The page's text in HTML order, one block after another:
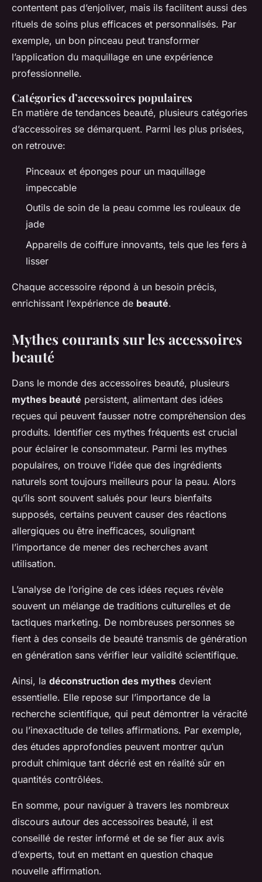
contentent pas d’enjoliver, mais ils facilitent aussi des
rituels de soins plus efficaces et personnalisés. Par
exemple, un bon pinceau peut transformer
l’application du maquillage en une expérience
professionnelle.
Catégories d’accessoires populaires
En matière de tendances beauté, plusieurs catégories
d’accessoires se démarquent. Parmi les plus prisées,
on retrouve:
Pinceaux et éponges pour un maquillage
impeccable
Outils de soin de la peau comme les rouleaux de
jade
Appareils de coiffure innovants, tels que les fers à
lisser
Chaque accessoire répond à un besoin précis,
enrichissant l’expérience de beauté.
Mythes courants sur les accessoires
beauté
Dans le monde des accessoires beauté, plusieurs
mythes beauté persistent, alimentant des idées
reçues qui peuvent fausser notre compréhension des
produits. Identifier ces mythes fréquents est crucial
pour éclairer le consommateur. Parmi les mythes
populaires, on trouve l’idée que des ingrédients
naturels sont toujours meilleurs pour la peau. Alors
qu’ils sont souvent salués pour leurs bienfaits
supposés, certains peuvent causer des réactions
allergiques ou être inefficaces, soulignant
l’importance de mener des recherches avant
utilisation.
L’analyse de l’origine de ces idées reçues révèle
souvent un mélange de traditions culturelles et de
tactiques marketing. De nombreuses personnes se
fient à des conseils de beauté transmis de génération
en génération sans vérifier leur validité scientifique.
Ainsi, la déconstruction des mythes devient
essentielle. Elle repose sur l’importance de la
recherche scientifique, qui peut démontrer la véracité
ou l’inexactitude de telles affirmations. Par exemple,
des études approfondies peuvent montrer qu’un
produit chimique tant décrié est en réalité sûr en
quantités contrôlées.
En somme, pour naviguer à travers les nombreux
discours autour des accessoires beauté, il est
conseillé de rester informé et de se fier aux avis
d’experts, tout en mettant en question chaque
nouvelle affirmation.